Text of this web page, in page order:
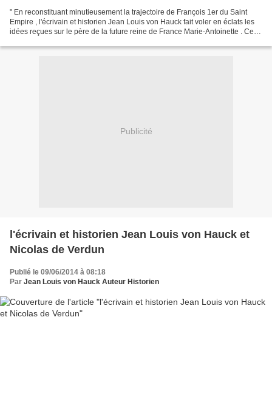
" En reconstituant minutieusement la trajectoire de François 1er du Saint
Empire , l'écrivain et historien Jean Louis von Hauck fait voler en éclats les
idées reçues sur le père de la future reine de France Marie-Antoinette . Cet
Publicité
l'écrivain et historien Jean Louis von Hauck et
Nicolas de Verdun
Publié le 09/06/2014 à 08:18
Par Jean Louis von Hauck Auteur Historien